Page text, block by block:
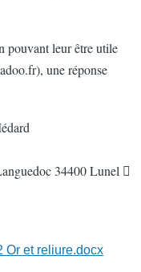
pouvant leur être utile
une réponse
34400 Lunel 
Or et reliure.docx